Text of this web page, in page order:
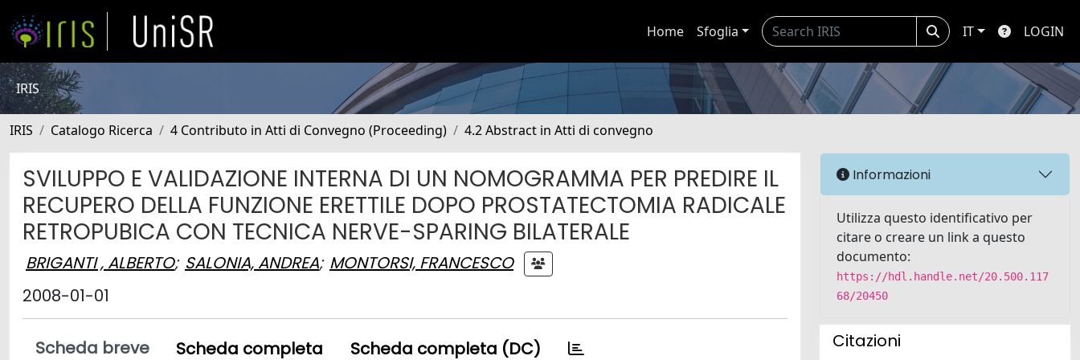
Home Sfoglia IT LOGIN
IRIS
IRIS Catalogo Ricerca 4 Contributo in Atti di Convegno (Proceeding) 4.2 Abstract in Atti di convegno
SVILUPPO E VALIDAZIONE INTERNA DI UN NOMOGRAMMA PER PREDIRE IL
RECUPERO DELLA FUNZIONE ERETTILE DOPO PROSTATECTOMIA RADICALE
RETROPUBICA CON TECNICA NERVE-SPARING BILATERALE
BRIGANTI , ALBERTO; SALONIA, ANDREA; MONTORSI, FRANCESCO
2008-01-01
Scheda breve Scheda completa Scheda completa (DC)
Informazioni
Utilizza questo identificativo per
citare o creare un link a questo
documento:
https://hdl.handle.net/20.500.117
68/20450
Citazioni